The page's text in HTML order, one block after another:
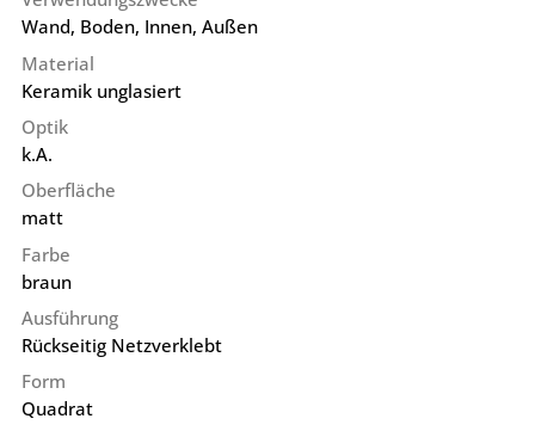
Wand, Boden, Innen, Außen
Material
Keramik unglasiert
Optik
k.A.
Oberfläche
matt
Farbe
braun
Ausführung
Rückseitig Netzverklebt
Form
Quadrat